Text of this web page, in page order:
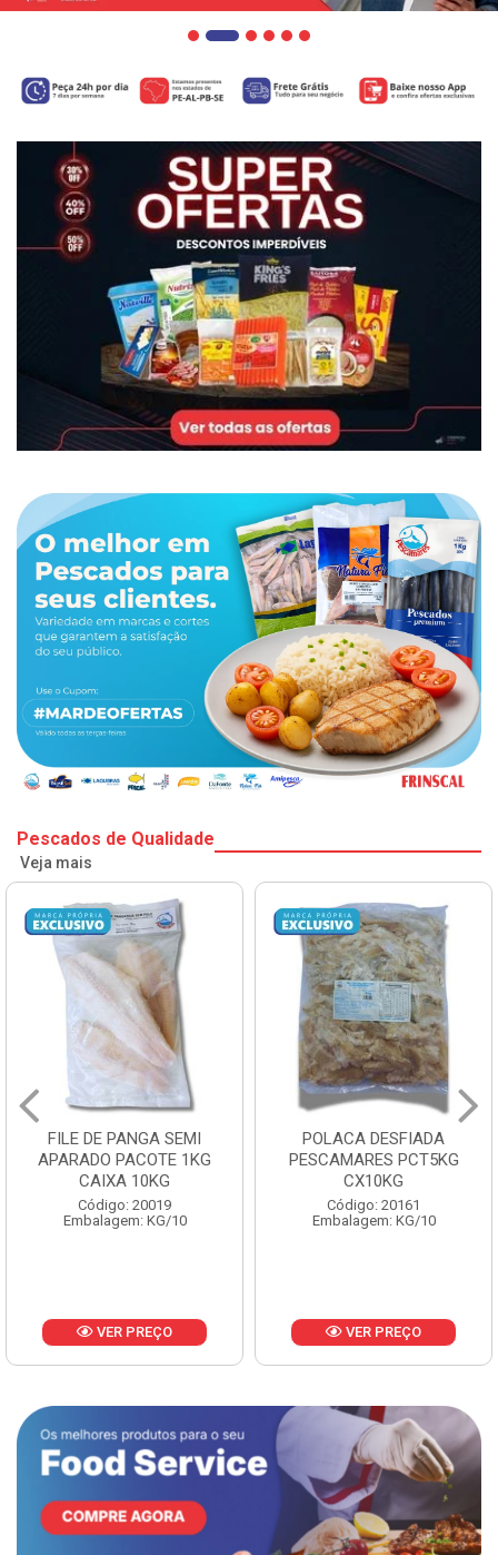
Pescados de Qualidade
Veja mais
FILE DE PANGA SEMI
APARADO PACOTE 1KG
CAIXA 10KG
Código: 20019
Embalagem: KG/10
VER PREÇO
POLACA DESFIADA
PESCAMARES PCT5KG
CX10KG
Código: 20161
Embalagem: KG/10
VER PREÇO